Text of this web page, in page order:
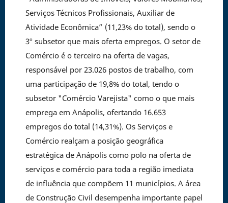
Serviços Técnicos Profissionais, Auxiliar de
Atividade Econômica” (11,23% do total), sendo o
3º subsetor que mais oferta empregos. O setor de
Comércio é o terceiro na oferta de vagas,
responsável por 23.026 postos de trabalho, com
uma participação de 19,8% do total, tendo o
subsetor "Comércio Varejista" como o que mais
emprega em Anápolis, ofertando 16.653
empregos do total (14,31%). Os Serviços e
Comércio realçam a posição geográfica
estratégica de Anápolis como polo na oferta de
serviços e comércio para toda a região imediata
de influência que compõem 11 municípios. A área
de Construção Civil desempenha importante papel